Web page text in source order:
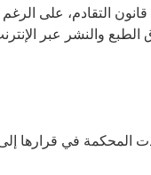
هنا هو صمت الرأي القضائي عن قانون
حقوق الطبع والنشر عبر
المحكمة في قرارها